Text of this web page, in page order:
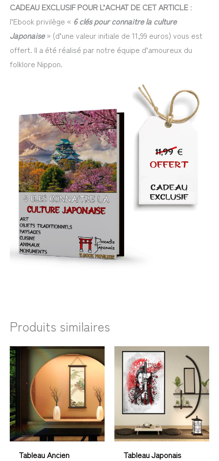
CADEAU EXCLUSIF POUR L’ACHAT DE CET ARTICLE :
l’Ebook privilège « 6 clés pour connaitre la culture
Japonaise» (d’une valeur initiale de 11,99 euros) vous est
offert. Il a été réalisé par notre équipe d’amoureux du
folklore Nippon.
Produits similaires
Tableau Ancien
Plage
de
prix :
33,99€
à
66,99€
Tableau Japonais
de
prix :
23,99€
à
106,99€